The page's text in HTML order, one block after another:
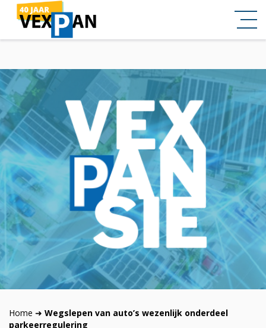
Home ➜ Wegslepen van auto’s wezenlijk onderdeel
parkeerregulering